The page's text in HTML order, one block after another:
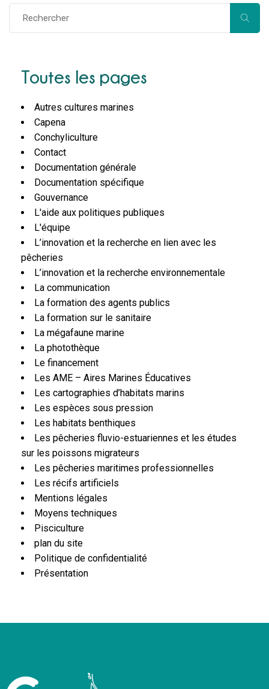
Toutes les pages
Autres cultures marines
Capena
Conchyliculture
Contact
Documentation générale
Documentation spécifique
Gouvernance
L'aide aux politiques publiques
L'équipe
L’innovation et la recherche en lien avec les
pêcheries
L’innovation et la recherche environnementale
La communication
La formation des agents publics
La formation sur le sanitaire
La mégafaune marine
La photothèque
Le financement
Les AME – Aires Marines Éducatives
Les cartographies d’habitats marins
Les espèces sous pression
Les habitats benthiques
Les pêcheries fluvio-estuariennes et les études
sur les poissons migrateurs
Les pêcheries maritimes professionnelles
Les récifs artificiels
Mentions légales
Moyens techniques
Pisciculture
plan du site
Politique de confidentialité
Présentation